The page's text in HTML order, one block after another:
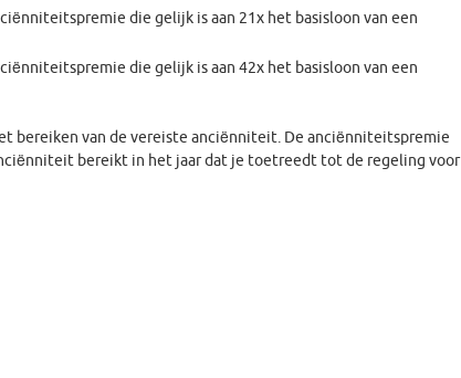
die gelijk is aan 21x het basisloon van een
die gelijk is aan 42x het basisloon van een
bereiken van de vereiste anciënniteit. De anciënniteitspremie
bereikt in het jaar dat je toetreedt tot de regeling voor